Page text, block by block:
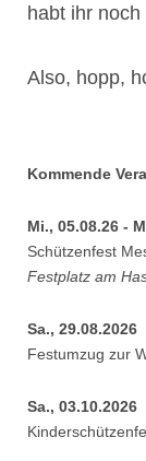
habt ihr
Also, hopp,
Kommende
Mi., 05.08.26 -
Schützenfest
Festplatz am
Sa., 29.08.2026
Festumzug zur
Sa., 03.10.2026